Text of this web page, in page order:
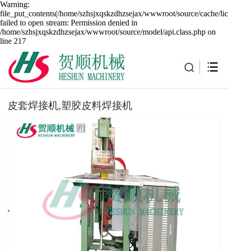
Warning:
file_put_contents(/home/szhsjxqskzdhzsejax/wwwroot/source/cache/
failed to open stream: Permission denied in
/home/szhsjxqskzdhzsejax/wwwroot/source/model/api.class.php on
line 217
皮套焊接机,塑胶皮料焊接机